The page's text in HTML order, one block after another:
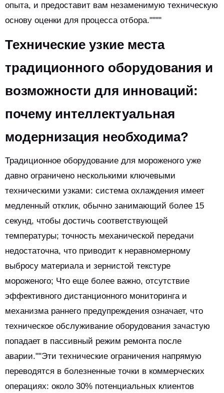
опыта, и предоставит вам незаменимую техническую
основу оценки для процесса отбора.""""
Технические узкие места
традиционного оборудования и
возможности для инноваций:
почему интеллектуальная
модернизация необходима?
Традиционное оборудование для мороженого уже
давно ограничено несколькими ключевыми
техническими узками: система охлаждения имеет
медленный отклик, обычно занимающий более 15
секунд, чтобы достичь соответствующей
температуры; точность механической передачи
недостаточна, что приводит к неравномерному
выбросу материала и зернистой текстуре
мороженого; Что еще более важно, отсутствие
эффективного дистанционного мониторинга и
механизма раннего предупреждения означает, что
техническое обслуживание оборудования зачастую
попадает в пассивный режим ремонта после
аварии.""Эти технические ограничения напрямую
переводятся в болезненные точки в коммерческих
операциях: около 30% потенциальных клиентов